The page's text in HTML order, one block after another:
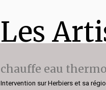
Les
chauffe eau
Intervention sur Herbiers et sa